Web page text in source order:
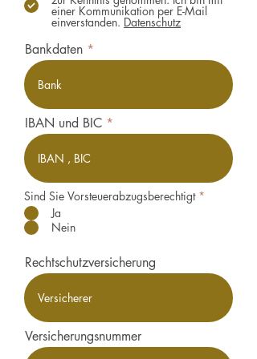
einer Kommunikation per E-Mail
einverstanden. Datenschutz
Bankdaten
IBAN und BIC
Sind Sie Vorsteuerabzugsberechtigt *
Ja
Nein
Rechtschutzversicherung
Versicherungsnummer